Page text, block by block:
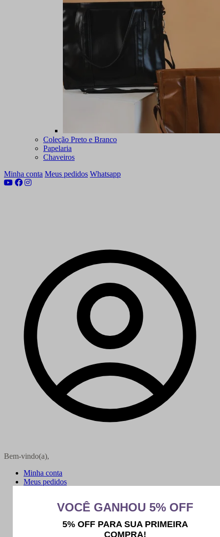
Coleção Preto e Branco
Papelaria
Chaveiros
Minha conta Meus pedidos Whatsapp
Bem-vindo(a),
Minha conta
Meus pedidos